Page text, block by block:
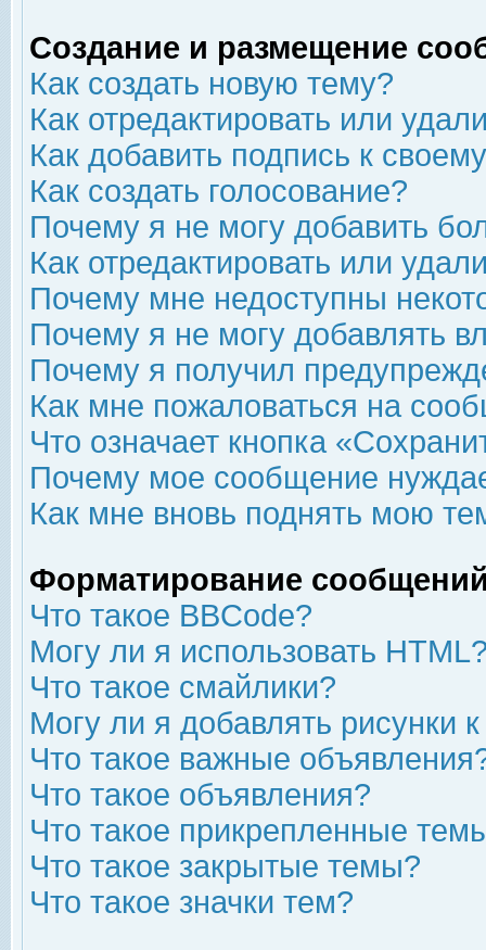
Создание и размещение
Как создать новую тему?
Как отредактировать или
Как добавить подпись к
Как создать голосование?
Почему я не могу добавить
Как отредактировать или
Почему мне недоступны
Почему я не могу добавлять
Почему я получил
Как мне пожаловаться на
Что означает кнопка
Почему мое сообщение
Как мне вновь поднять мою
Форматирование
Что такое BBCode?
Могу ли я использовать
Что такое смайлики?
Могу ли я добавлять рисунки
Что такое важные
Что такое объявления?
Что такое прикрепленные
Что такое закрытые темы?
Что такое значки тем?